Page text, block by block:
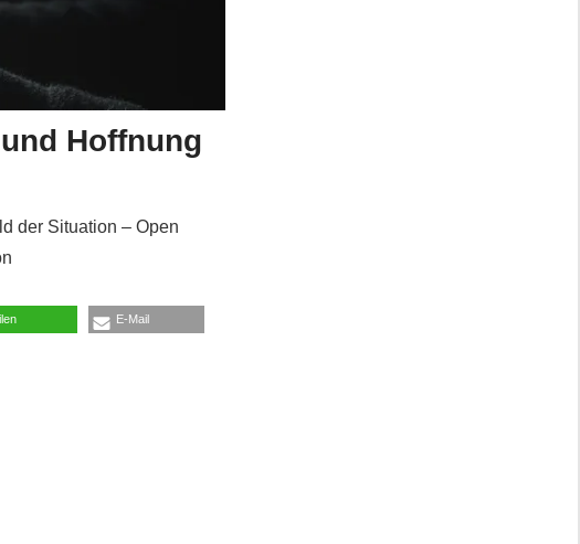
Hoffnung
der Situation – Open
E-Mail